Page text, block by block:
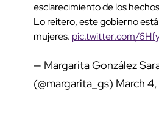
esclarecimiento de los
Lo reitero, este gobierno está
mujeres. pic.twitter.com/
— Margarita González
(@margarita_gs) March